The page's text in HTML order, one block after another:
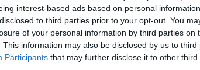
interest-based ads based on personal
to third parties prior to your opt-out. You
of your personal information by third parties on
This information may also be disclosed by us to
Participants that may further disclose it to other third